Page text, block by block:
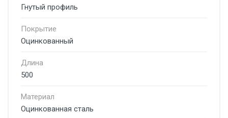
Гнутый профиль
Покрытие
Оцинкованный
Длина
500
Материал
Оцинкованная сталь